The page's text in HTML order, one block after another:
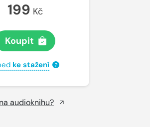
199 Kč
Koupit
ke stažení ?
audioknihu?